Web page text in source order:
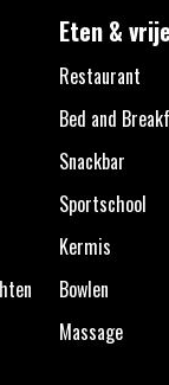
Eten &
Restaurant
Bed and
Snackbar
Sportschool
Kermis
Bowlen
Massage